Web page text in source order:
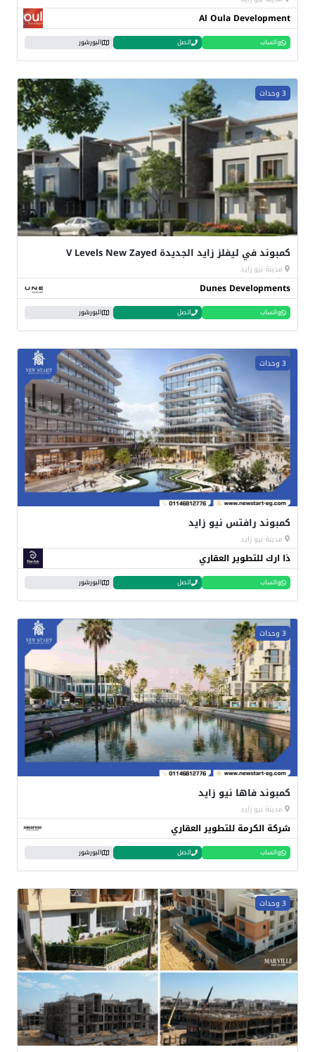
Al Oula Development
واتساب اتصل البورشور
3 وحدات
كمبوند في ليفلز زايد الجديدة V Levels New Zayed
مدينة نيو زايد
Dunes Developments
واتساب اتصل البورشور
3 وحدات
كمبوند رافتس نيو زايد
مدينة نيو زايد
ذا ارك للتطوير العقاري
واتساب اتصل البورشور
3 وحدات
كمبوند فاها نيو زايد
مدينة نيو زايد
شركة الكرمة للتطوير العقاري
واتساب اتصل البورشور
3 وحدات